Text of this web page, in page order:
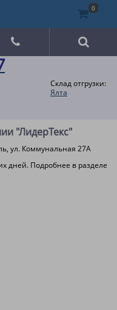
Склад отгрузки:
Ялта
"ЛидерТекс"
ул. Коммунальная 27А
дней. Подробнее в разделе
0